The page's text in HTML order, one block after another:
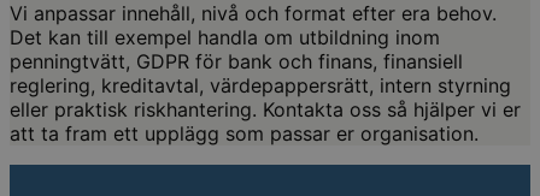
Vi anpassar innehåll, nivå och format efter era behov.
Det kan till exempel handla om utbildning inom
penningtvätt, GDPR för bank och finans, finansiell
reglering, kreditavtal, värdepappersrätt, intern styrning
eller praktisk riskhantering. Kontakta oss så hjälper vi er
att ta fram ett upplägg som passar er organisation.